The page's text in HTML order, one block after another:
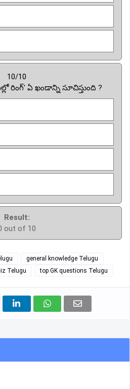
10/10
రింగ్' ఏ ఖండాన్ని సూచిస్తుంది ?
Result:
out of 10
general knowledge Telugu
Telugu top GK questions Telugu